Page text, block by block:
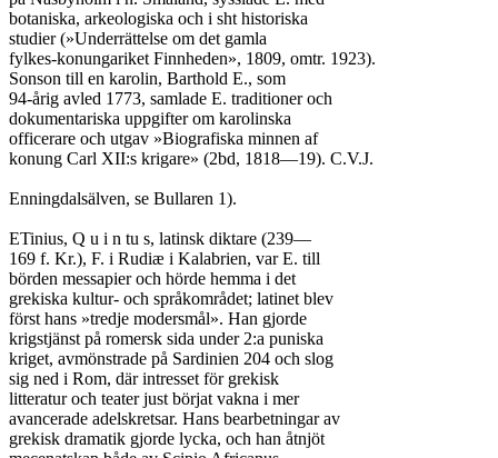
botaniska, arkeologiska och i sht historiska
studier (»Underrättelse om det gamla
fylkes-konungariket Finnheden», 1809, omtr. 1923).
Sonson till en karolin, Barthold E., som
94-årig avled 1773, samlade E. traditioner och
dokumentariska uppgifter om karolinska
officerare och utgav »Biografiska minnen af
konung Carl XII:s krigare» (2bd, 1818—19). C.V.J.
Enningdalsälven, se Bullaren 1).
ETinius, Q u i n tu s, latinsk diktare (239—
169 f. Kr.), F. i Rudiæ i Kalabrien, var E. till
börden messapier och hörde hemma i det
grekiska kultur- och språkområdet; latinet blev
först hans »tredje modersmål». Han gjorde
krigstjänst på romersk sida under 2:a puniska
kriget, avmönstrade på Sardinien 204 och slog
sig ned i Rom, där intresset för grekisk
litteratur och teater just börjat vakna i mer
avancerade adelskretsar. Hans bearbetningar av
grekisk dramatik gjorde lycka, och han åtnjöt